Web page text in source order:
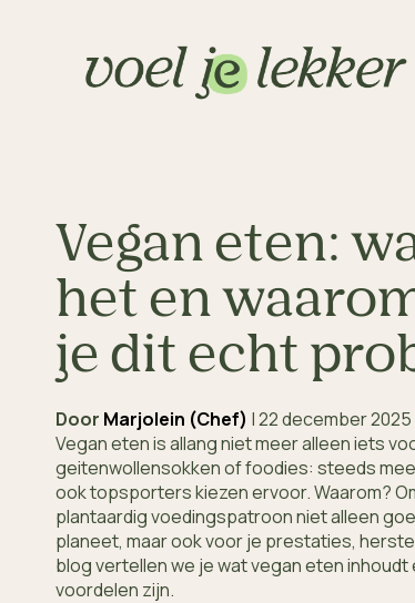
Vegan eten:
het en
je dit echt
Door Marjolein (Chef) |22 december 2025
Vegan eten is allang niet meer alleen iets
geitenwollensokken of foodies: steeds
ook topsporters kiezen ervoor. Waarom?
plantaardig voedingspatroon niet alleen
planeet, maar ook voor je prestaties,
blog vertellen we je wat vegan eten inhoudt
voordelen zijn.